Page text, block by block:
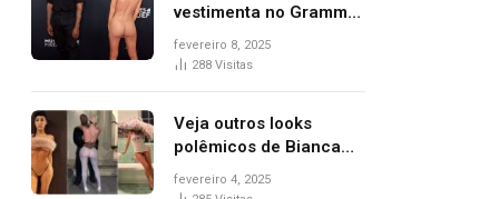
vestimenta no Grammy?
Questionamento surgiu
após Bianca Censori,
premiação
fevereiro 8, 2025
288 Visitas
Veja outros looks
polêmicos de Bianca
Censori, esposa de
Kanye West que
fevereiro 4, 2025